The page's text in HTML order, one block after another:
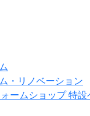
・リノベーション
ームショップ 特